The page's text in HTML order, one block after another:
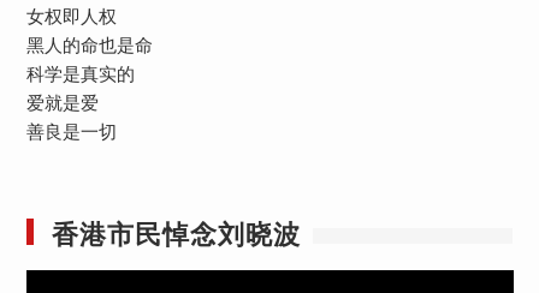
女权即人权
黑人的命也是命
科学是真实的
爱就是爱
善良是一切
香港市民悼念刘晓波